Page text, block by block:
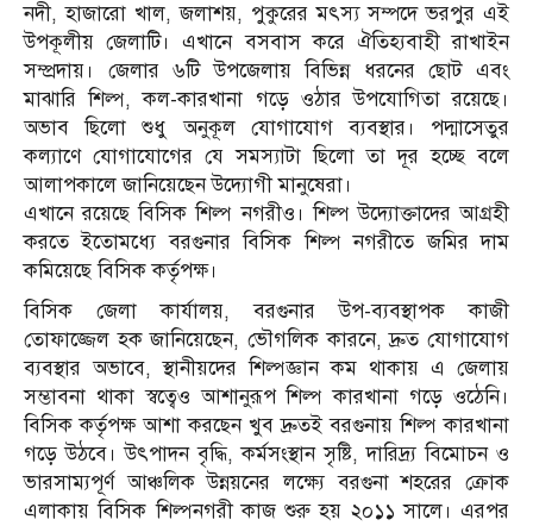
নদী, হাজারো খাল, জলাশয়, পুকুরের মৎস্য সম্পদে ভরপুর এই
উপকূলীয় জেলাটি। এখানে বসবাস করে ঐতিহ্যবাহী রাখাইন
সম্প্রদায়। জেলার ৬টি উপজেলায় বিভিন্ন ধরনের ছোট এবং
মাঝারি শিল্প, কল-কারখানা গড়ে ওঠার উপযোগিতা রয়েছে।
অভাব ছিলো শুধু অনুকূল যোগাযোগ ব্যবস্থার। পদ্মাসেতুর
কল্যাণে যোগাযোগের যে সমস্যাটা ছিলো তা দূর হচ্ছে বলে
আলাপকালে জানিয়েছেন উদ্যোগী মানুষেরা।
এখানে রয়েছে বিসিক শিল্প নগরীও। শিল্প উদ্যোক্তাদের আগ্রহী
করতে ইতোমধ্যে বরগুনার বিসিক শিল্প নগরীতে জমির দাম
কমিয়েছে বিসিক কর্তৃপক্ষ।
বিসিক জেলা কার্যালয়, বরগুনার উপ-ব্যবস্থাপক কাজী
তোফাজ্জেল হক জানিয়েছেন, ভৌগলিক কারনে, দ্রুত যোগাযোগ
ব্যবস্থার অভাবে, স্থানীয়দের শিল্পজ্ঞান কম থাকায় এ জেলায়
সম্ভাবনা থাকা স্বত্বেও আশানুরূপ শিল্প কারখানা গড়ে ওঠেনি।
বিসিক কর্তৃপক্ষ আশা করছেন খুব দ্রুতই বরগুনায় শিল্প কারখানা
গড়ে উঠবে। উৎপাদন বৃদ্ধি, কর্মসংস্থান সৃষ্টি, দারিদ্র্য বিমোচন ও
ভারসাম্যপূর্ণ আঞ্চলিক উন্নয়নের লক্ষ্যে বরগুনা শহরের ক্রোক
এলাকায় বিসিক শিল্পনগরী কাজ শুরু হয় ২০১১ সালে। এরপর